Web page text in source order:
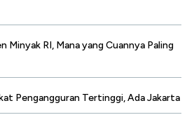
Minyak RI, Mana yang Cuannya Paling
Pengangguran Tertinggi, Ada Jakarta